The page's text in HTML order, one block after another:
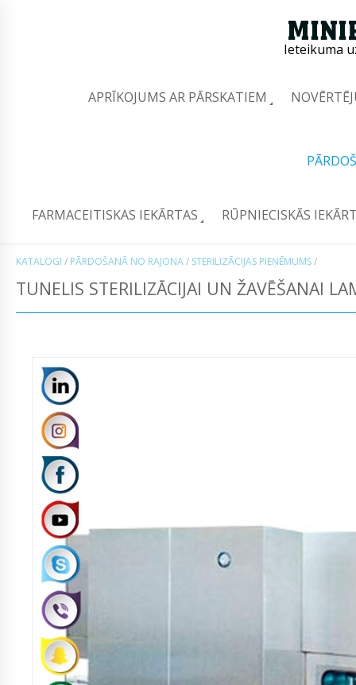
Ieteikuma
APRĪKOJUMS AR PĀRSKATIEM
FARMACEITISKAS IEKĀRTAS RŪPNIECISKĀS
KATALOGI / PĀRDOŠANĀ NO RAJONA/ STERILIZĀCIJAS PIEŅĒMUMS/
TUNELIS STERILIZĀCIJAI UN ŽAVĒŠANAI